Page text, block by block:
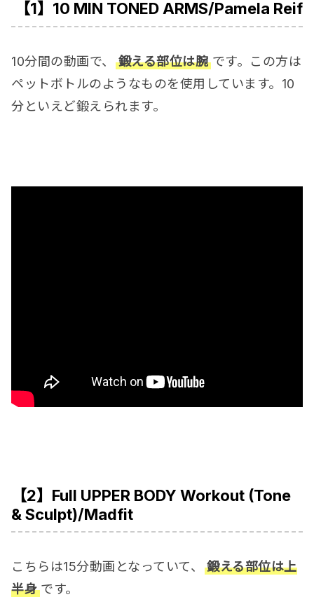
【1】10 MIN TONED ARMS/Pamela Reif
10分間の動画で、 鍛える部位は腕 です。この方は
ペットボトルのようなものを使用しています。10
分といえど鍛えられます。
【2】Full UPPER BODY Workout (Tone
& Sculpt)/Madfit
こちらは15分動画となっていて、
鍛える部位は上
半身 です。